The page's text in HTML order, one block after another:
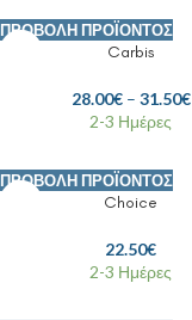
ΠΡΟΒΟΛΉ ΠΡΟΪΌΝΤΟΣ
Carbis
28.00€ – 31.50€
2-3 Ημέρες
ΠΡΟΒΟΛΉ ΠΡΟΪΌΝΤΟΣ
Choice
22.50€
2-3 Ημέρες